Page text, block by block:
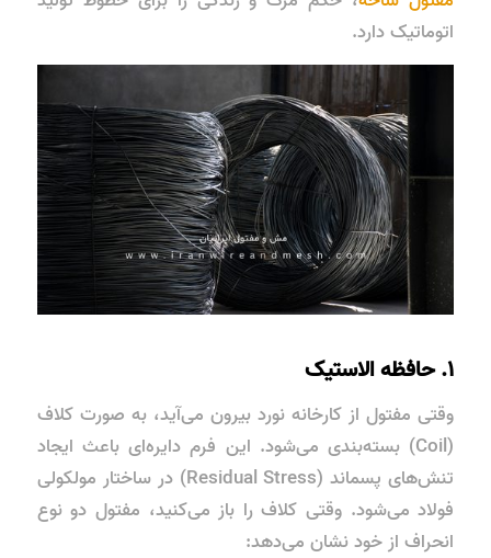
اتوماتیک دارد.
۱. حافظه الاستیک
وقتی مفتول از کارخانه نورد بیرون می‌آید، به صورت کلاف
(Coil) بسته‌بندی می‌شود. این فرم دایره‌ای باعث ایجاد
تنش‌های پسماند (Residual Stress) در ساختار مولکولی
فولاد می‌شود. وقتی کلاف را باز می‌کنید، مفتول دو نوع
انحراف از خود نشان می‌دهد: